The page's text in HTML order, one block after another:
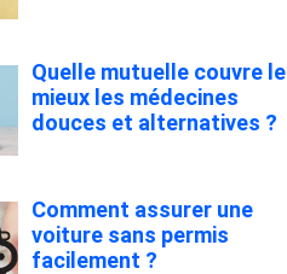
Quelle mutuelle couvre le
mieux les médecines
douces et alternatives ?
Comment assurer une
voiture sans permis
facilement ?